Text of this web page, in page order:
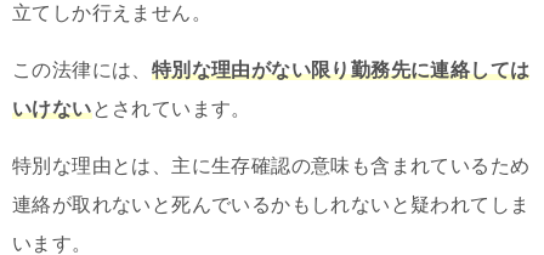
立てしか行えません。
この法律には、 特別な理由がない限り勤務先に連絡しては
いけないとされています。
特別な理由とは、主に生存確認の意味も含まれているため
連絡が取れないと死んでいるかもしれないと疑われてしま
います。